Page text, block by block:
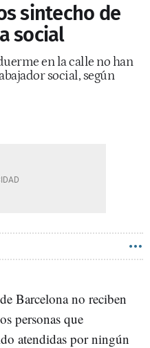
sintecho de
social
en la calle no han
social, según
Barcelona no reciben
personas que
atendidas por ningún